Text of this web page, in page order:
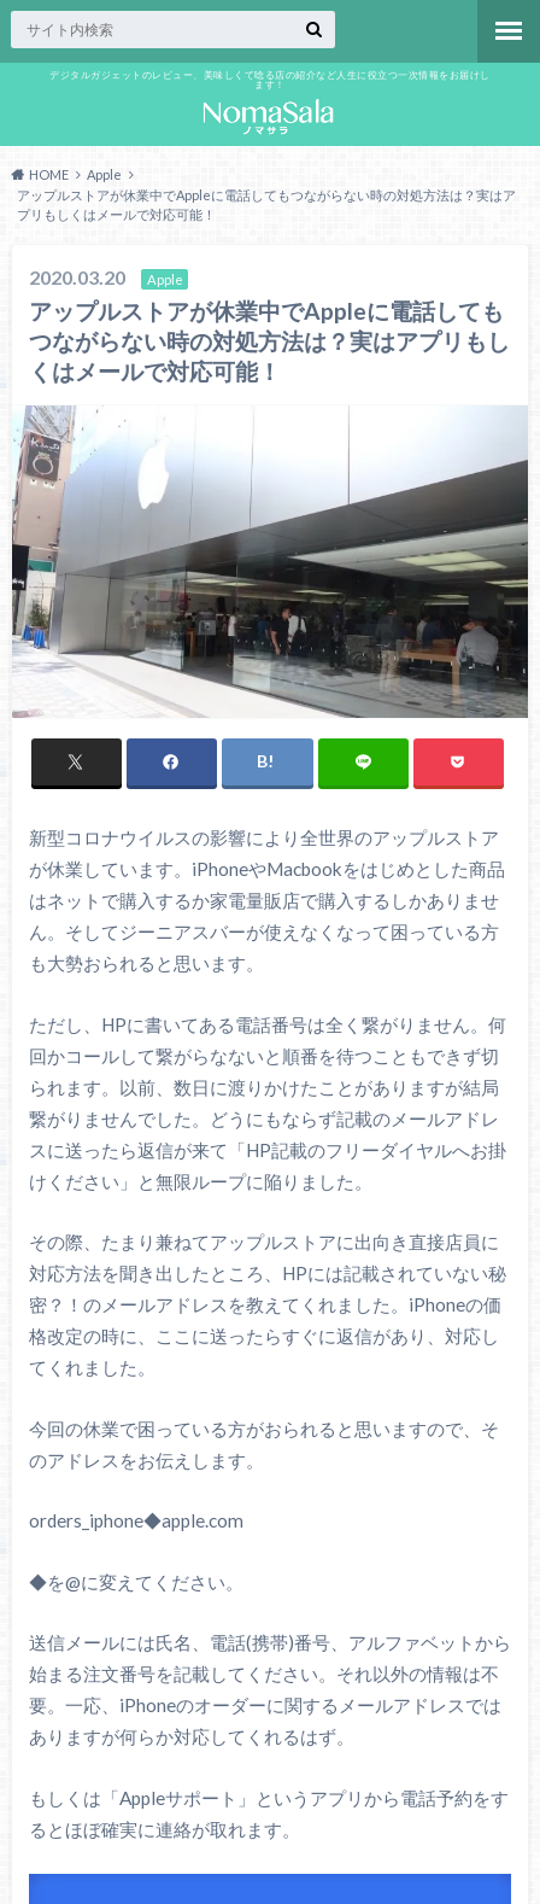
デジタルガジェットのレビュー、美味しくて唸る店の紹介など人生に役立つ一次情報をお届けし
ます！
HOME
Apple
アップルストアが休業中でAppleに電話してもつながらない時の対処方法は？実はア
プリもしくはメールで対応可能！
2020.03.20 Apple
アップルストアが休業中でAppleに電話しても
つながらない時の対処方法は？実はアプリもし
くはメールで対応可能！
新型コロナウイルスの影響により全世界のアップルストア
が休業しています。iPhoneやMacbookをはじめとした商品
はネットで購入するか家電量販店で購入するしかありませ
ん。そしてジーニアスバーが使えなくなって困っている方
も大勢おられると思います。
ただし、HPに書いてある電話番号は全く繋がりません。何
回かコールして繋がらなないと順番を待つこともできず切
られます。以前、数日に渡りかけたことがありますが結局
繋がりませんでした。どうにもならず記載のメールアドレ
スに送ったら返信が来て「HP記載のフリーダイヤルへお掛
けください」と無限ループに陥りました。
その際、たまり兼ねてアップルストアに出向き直接店員に
対応方法を聞き出したところ、HPには記載されていない秘
密？！のメールアドレスを教えてくれました。iPhoneの価
格改定の時に、ここに送ったらすぐに返信があり、対応し
てくれました。
今回の休業で困っている方がおられると思いますので、そ
のアドレスをお伝えします。
orders_iphone◆apple.com
◆を@に変えてください。
送信メールには氏名、電話(携帯)番号、アルファベットから
始まる注文番号を記載してください。それ以外の情報は不
要。一応、iPhoneのオーダーに関するメールアドレスでは
ありますが何らか対応してくれるはず。
もしくは「Appleサポート」というアプリから電話予約をす
るとほぼ確実に連絡が取れます。